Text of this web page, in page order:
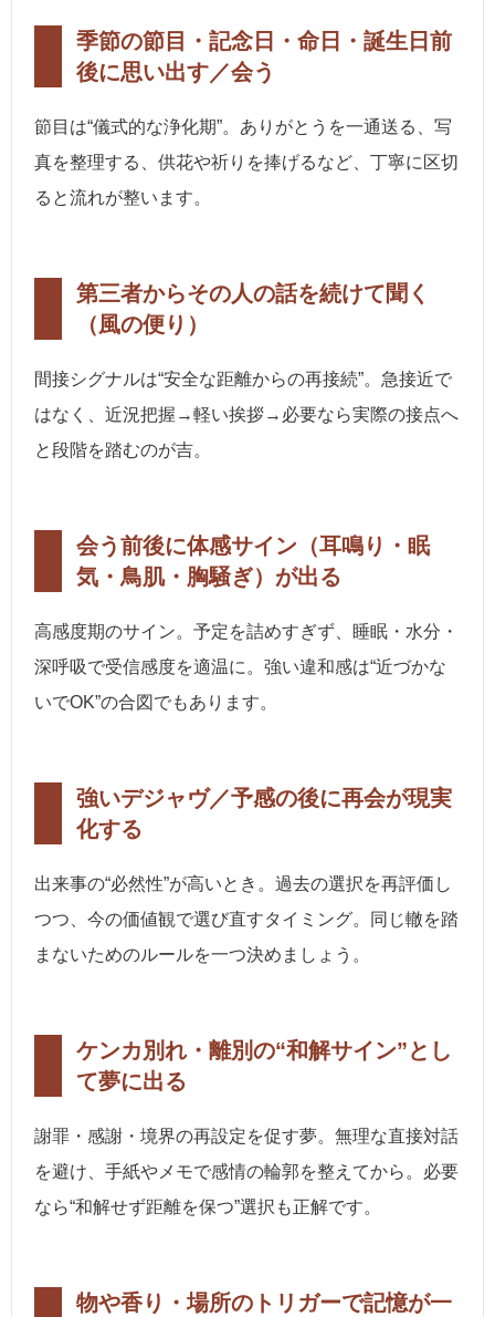
季節の節目・記念日・命日・誕生日前
後に思い出す／会う
節目は“儀式的な浄化期”。ありがとうを一通送る、写
真を整理する、供花や祈りを捧げるなど、丁寧に区切
ると流れが整います。
第三者からその人の話を続けて聞く
（風の便り）
間接シグナルは“安全な距離からの再接続”。急接近で
はなく、近況把握→軽い挨拶→必要なら実際の接点へ
と段階を踏むのが吉。
会う前後に体感サイン（耳鳴り・眠
気・鳥肌・胸騒ぎ）が出る
高感度期のサイン。予定を詰めすぎず、睡眠・水分・
深呼吸で受信感度を適温に。強い違和感は“近づかな
いでOK”の合図でもあります。
強いデジャヴ／予感の後に再会が現実
化する
出来事の“必然性”が高いとき。過去の選択を再評価し
つつ、今の価値観で選び直すタイミング。同じ轍を踏
まないためのルールを一つ決めましょう。
ケンカ別れ・離別の“和解サイン”とし
て夢に出る
謝罪・感謝・境界の再設定を促す夢。無理な直接対話
を避け、手紙やメモで感情の輪郭を整えてから。必要
なら“和解せず距離を保つ”選択も正解です。
物や香り・場所のトリガーで記憶が一